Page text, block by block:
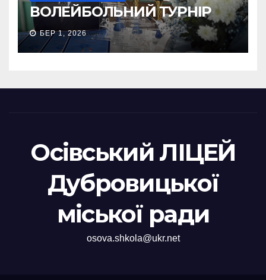
ВОЛЕЙБОЛЬНИЙ ТУРНІР
БЕР 1, 2026
Осівський ЛІЦЕЙ
Дубровицької
міської ради
osova.shkola@ukr.net